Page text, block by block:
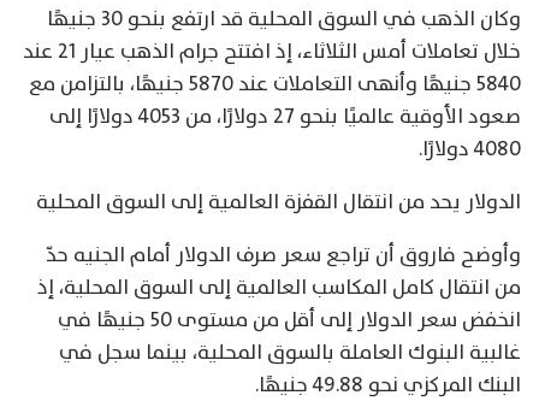
وكان الذهب في السوق المحلية قد ارتفع بنحو 30 جنيهًا
خلال تعاملات أمس الثلاثاء، إذ افتتح جرام الذهب عيار 21 عند
5840 جنيهًا وأنهى التعاملات عند 5870 جنيهًا، بالتزامن مع
صعود الأوقية عالميًا بنحو 27 دولارًا، من 4053 دولارًا إلى
4080 دولارًا.
الدولار يحد من انتقال القفزة العالمية إلى السوق المحلية
وأوضح فاروق أن تراجع سعر صرف الدولار أمام الجنيه حدّ
من انتقال كامل المكاسب العالمية إلى السوق المحلية، إذ
انخفض سعر الدولار إلى أقل من مستوى 50 جنيهًا في
غالبية البنوك العاملة بالسوق المحلية، بينما سجل في
البنك المركزي نحو 49.88 جنيهًا.